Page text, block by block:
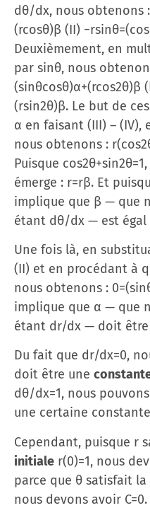
dθ/dx, nous obtenons
(rcos⁡θ)β (II)
Deuxièmement, en
par sin⁡θ, nous
(sin⁡θcos⁡θ)α+(rcos2⁡θ)β
(rsin2⁡θ)β. Le but de
α en faisant (III) – (IV),
nous obtenons :
Puisque
émerge : r=rβ. Et
implique que β — que
étant dθ/dx — est égal
Une fois là, en
(II) et en procédant à
nous obtenons :
implique que α — que
étant dr/dx — doit être
Du fait que dr/dx=0,
doit être une
dθ/dx=1, nous
une certaine
Cependant, puisque r
initiale r(0)=1, nous
parce que θ satisfait
nous devons avoir C=0.